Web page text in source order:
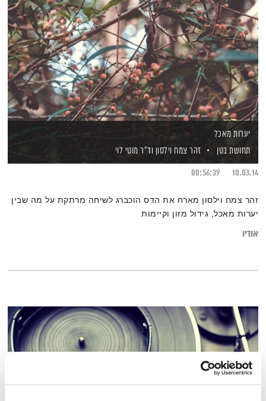
יערות מאכל
תחושת בטן
זהר צמח וילסון וד"ר מוטי לוי
10.03.14
00:56:39
זהר צמח וילסון מארח את הדס הוכברג לשיחה מרתקת על מה שבין
יערות מאכל, גידול מזון וקיימות
אודיו